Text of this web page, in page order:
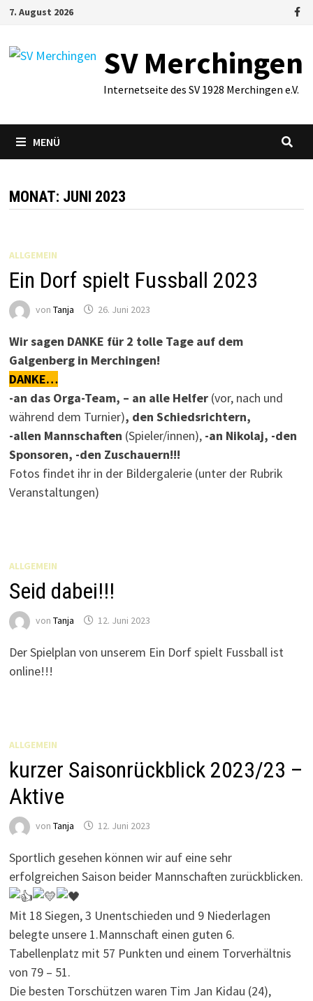
Zum
springen
7. August 2026
SV Merchingen
Internetseite des SV 1928 Merchingen e.V.
MENÜ
MONAT: JUNI 2023
ALLGEMEIN
Ein Dorf spielt Fussball 2023
von Tanja 26. Juni 2023
Wir sagen DANKE für 2 tolle Tage auf dem
Galgenberg in Merchingen!
DANKE…
-an das Orga-Team, – an alle Helfer (vor, nach und
während dem Turnier), den Schiedsrichtern,
-allen Mannschaften (Spieler/innen),-an Nikolaj, -den
Sponsoren, -den Zuschauern!!!
Fotos findet ihr in der Bildergalerie (unter der Rubrik
Veranstaltungen)
ALLGEMEIN
Seid dabei!!!
von Tanja 12. Juni 2023
Der Spielplan von unserem Ein Dorf spielt Fussball ist
online!!!
ALLGEMEIN
kurzer Saisonrückblick 2023/23 –
Aktive
von Tanja 12. Juni 2023
Sportlich gesehen können wir auf eine sehr
erfolgreichen Saison beider Mannschaften zurückblicken.
Mit 18 Siegen, 3 Unentschieden und 9 Niederlagen
belegte unsere 1.Mannschaft einen guten 6.
Tabellenplatz mit 57 Punkten und einem Torverhältnis
von 79 – 51.
Die besten Torschützen waren Tim Jan Kidau (24),